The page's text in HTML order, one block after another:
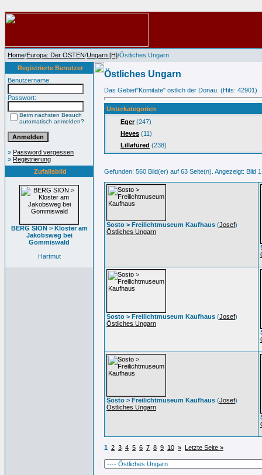
Home/Europa: Der OSTEN/Ungarn [H]/Östliches Ungarn
Registrierte Benutzer
Benutzername:
Passwort:
Beim nächsten Besuch
automatisch anmelden?
» Password vergessen
» Registrierung
Zufallsbild
BERG SION > Kloster am
Jakobsweg bei
Gommiswald
Hartmut
Östliches Ungarn
Das Gebiet"Komitate" östlich der Donau. (Hits: 42901)
Unterkategorien
Eger(247)
Heves (11)
Lillafüred (238)
Gefunden: 560 Bild(er) auf 63 Seite(n). Angezeigt: Bild
Sosto > Freilichtmuseum Kaufhaus (Josef)
Östliches Ungarn
Sosto > Freilichtmuseum Kaufhaus (Josef)
Östliches Ungarn
Sosto > Freilichtmuseum Kaufhaus (Josef)
Östliches Ungarn
1 2 3 4 5 6 7 8 9 10 » Letzte Seite »